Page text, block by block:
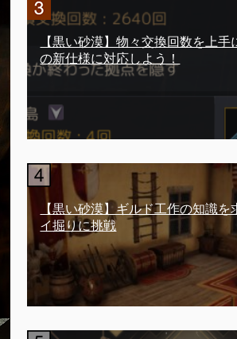
【黒い砂漠】物々交換回数を上手
の新仕様に対応しよう！
【黒い砂漠】ギルド工作の知識を
イ掘りに挑戦